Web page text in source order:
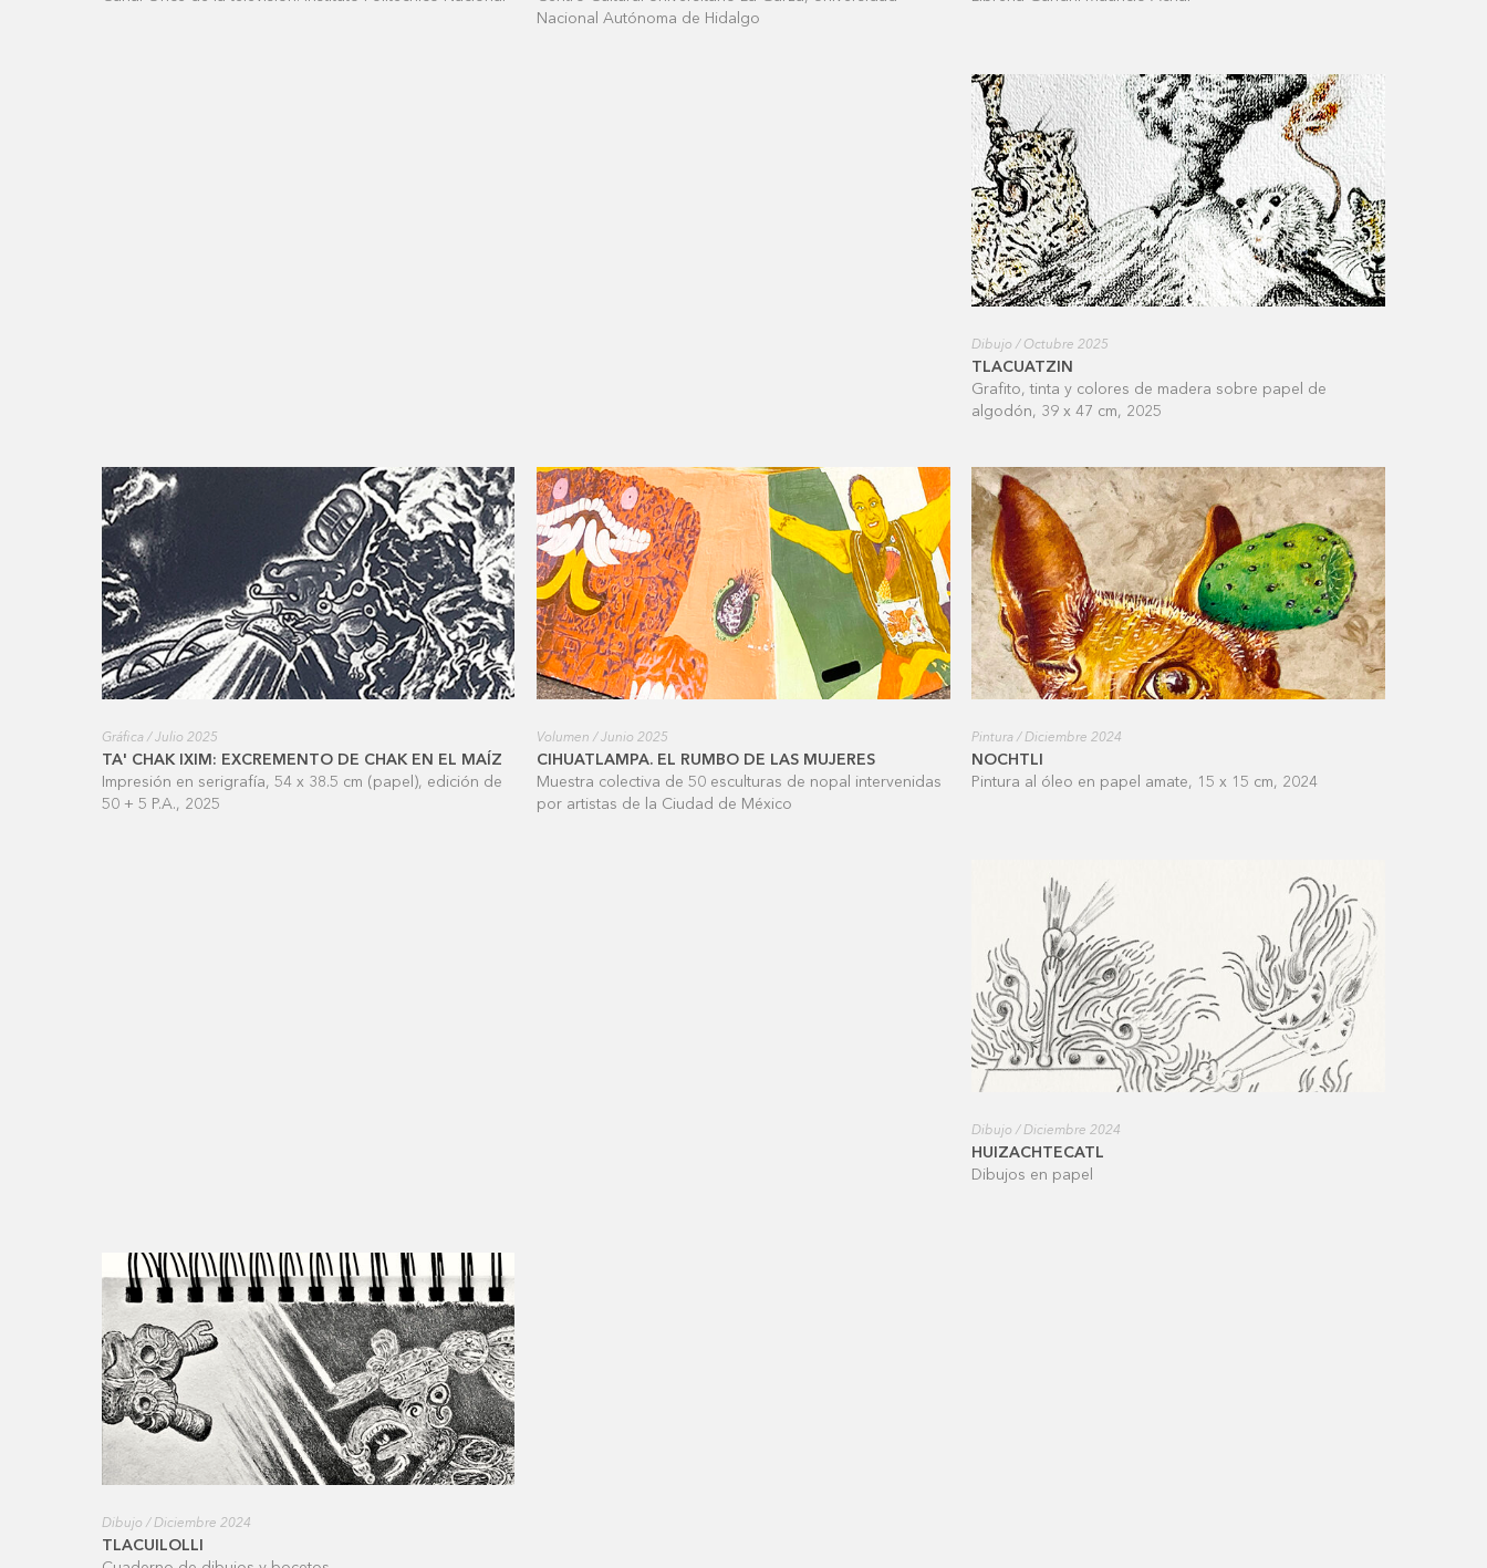
Nacional Autónoma de Hidalgo
Dibujo / Octubre 2025
TLACUATZIN
Grafito, tinta y colores de madera sobre papel de
algodón, 39 x 47 cm, 2025
Gráfica / Julio 2025
TA' CHAK IXIM: EXCREMENTO DE CHAK EN EL MAÍZ
Impresión en serigrafía, 54 x 38.5 cm (papel), edición de
50 + 5 P.A., 2025
Volumen / Junio 2025
CIHUATLAMPA. EL RUMBO DE LAS MUJERES
Muestra colectiva de 50 esculturas de nopal intervenidas
por artistas de la Ciudad de México
Pintura / Diciembre 2024
NOCHTLI
Pintura al óleo en papel amate, 15 x 15 cm, 2024
Dibujo / Diciembre 2024
HUIZACHTECATL
Dibujos en papel
Dibujo / Diciembre 2024
TLACUILOLLI